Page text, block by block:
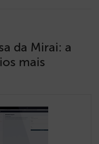
da Mirai: a
mais